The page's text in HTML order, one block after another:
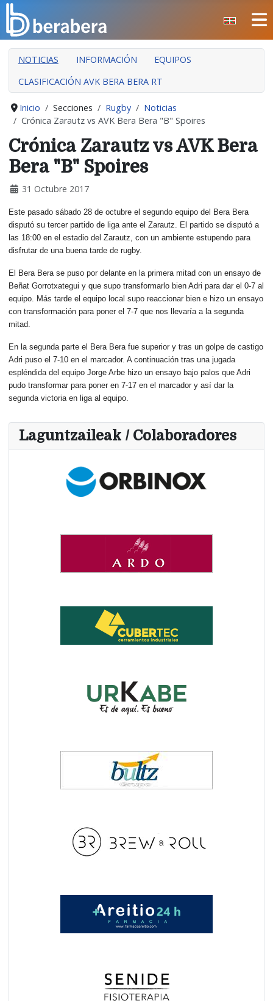
CERRAR
INICIO
CLUB
MANTEO
SECCIONES
EVENTOS
ÁREA SOCIAL
PREVENCIÓN DE LA VIOLENCIA
BERA BERA IZARRAK
NOTICIAS INFORMACIÓN
EQUIPOS
CLASIFICACIÓN AVK BERA BERA RT
Inicio Secciones Rugby
Noticias
Crónica Zarautz vs AVK Bera Bera "B" Spoires
Crónica Zarautz vs AVK Bera
Bera "B" Spoires
31 Octubre 2017
Este pasado sábado 28 de octubre el segundo equipo del Bera Bera
disputó su tercer partido de liga ante el Zarautz. El partido se disputó a
las 18:00 en el estadio del Zarautz, con un ambiente estupendo para
disfrutar de una buena tarde de rugby.
El Bera Bera se puso por delante en la primera mitad con un ensayo de
Beñat Gorrotxategui y que supo transformarlo bien Adri para dar el 0-7 al
equipo. Más tarde el equipo local supo reaccionar bien e hizo un ensayo
con transformación para poner el 7-7 que nos llevaría a la segunda
mitad.
En la segunda parte el Bera Bera fue superior y tras un golpe de castigo
Adri puso el 7-10 en el marcador. A continuación tras una jugada
espléndida del equipo Jorge Arbe hizo un ensayo bajo palos que Adri
pudo transformar para poner en 7-17 en el marcador y así dar la
segunda victoria en liga al equipo.
Laguntzaileak / Colaboradores